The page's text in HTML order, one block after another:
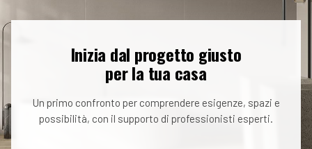
Inizia dal progetto giusto
per la tua casa
Un primo confronto per comprendere esigenze, spazi e
possibilità, con il supporto di professionisti esperti.